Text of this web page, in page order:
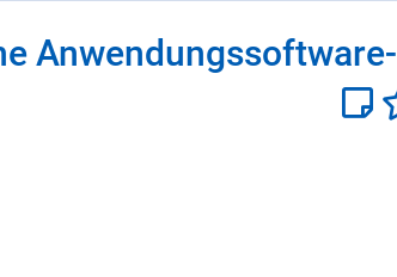
An­wen­dungs­soft­ware-